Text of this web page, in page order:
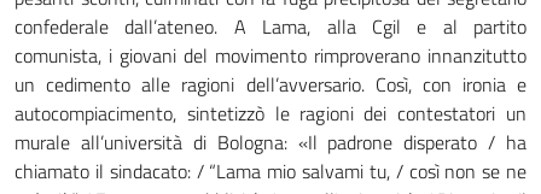
confederale dall’ateneo. A Lama, alla Cgil e al partito
comunista, i giovani del movimento rimproverano innanzitutto
un cedimento alle ragioni dell’avversario. Così, con ironia e
autocompiacimento, sintetizzò le ragioni dei contestatori un
murale all’università di Bologna: «Il padrone disperato / ha
chiamato il sindacato: / “Lama mio salvami tu, / così non se ne